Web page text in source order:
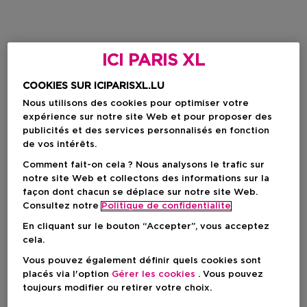
ICI PARIS XL
COOKIES SUR ICIPARISXL.LU
Nous utilisons des cookies pour optimiser votre
expérience sur notre site Web et pour proposer des
publicités et des services personnalisés en fonction
de vos intérêts.
Comment fait-on cela ? Nous analysons le trafic sur
notre site Web et collectons des informations sur la
façon dont chacun se déplace sur notre site Web.
Consultez notre Politique de confidentialite
En cliquant sur le bouton “Accepter”, vous acceptez
cela.
Vous pouvez également définir quels cookies sont
placés via l'option Gérer les cookies . Vous pouvez
toujours modifier ou retirer votre choix.